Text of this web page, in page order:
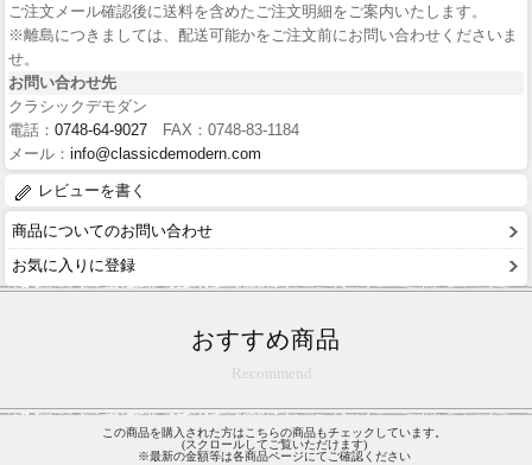
ご注文メール確認後に送料を含めたご注文明細をご案内いたします。
※離島につきましては、配送可能かをご注文前にお問い合わせくださいま
せ。
お問い合わせ先
クラシックデモダン
電話： 0748-64-9027 FAX：0748-83-1184
メール： info@classicdemodern.com
レビューを書く
商品についてのお問い合わせ
お気に入りに登録
おすすめ商品
Recommend
この商品を購入された方はこちらの商品もチェックしています。
(スクロールしてご覧いただけます)
※最新の金額等は各商品ページにてご確認ください